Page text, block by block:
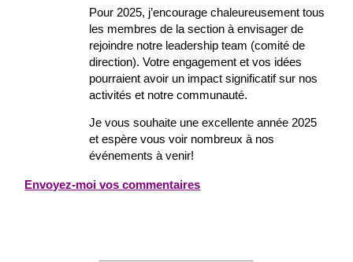
Pour 2025, j’encourage chaleureusement tous
les membres de la section à envisager de
rejoindre notre leadership team (comité de
direction). Votre engagement et vos idées
pourraient avoir un impact significatif sur nos
activités et notre communauté.
Je vous souhaite une excellente année 2025
et espère vous voir nombreux à nos
événements à venir!
Envoyez-moi vos commentaires